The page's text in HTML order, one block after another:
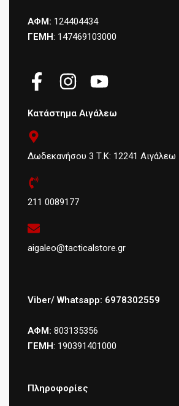
ΑΦΜ: 124404434
ΓΕΜΗ: 147469103000
Κατάστημα Αιγάλεω
Δωδεκανήσου 3 Τ.Κ: 12241 Αιγάλεω
211 0089177
aigaleo@tacticalstore.gr
Viber/ Whatsapp: 6978302559
ΑΦΜ: 803135356
ΓΕΜΗ: 190391401000
Πληροφορίες